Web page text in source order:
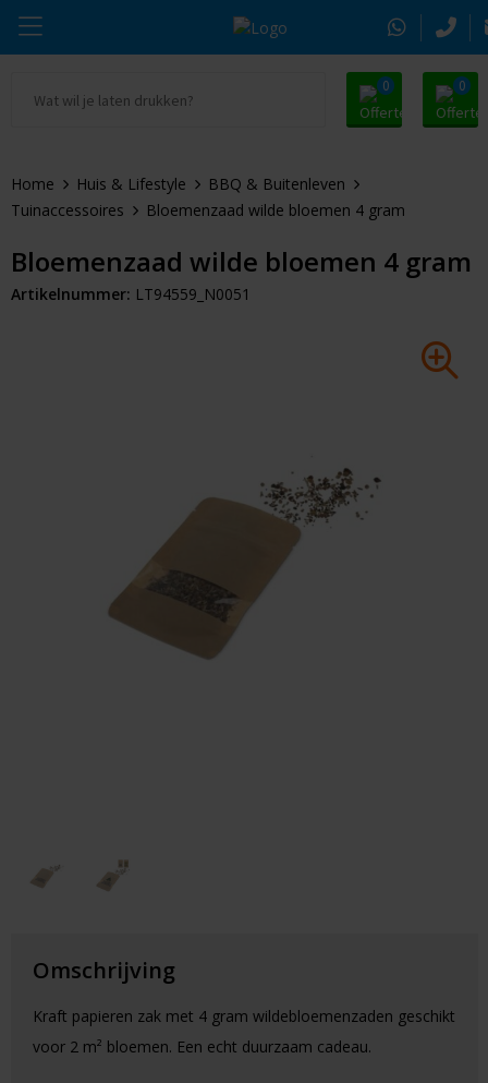
0 0
Drinkwaren
Tassen & Reizen
Outdoor & Vrije Tijd
Auto & Veiligheid
Alle promosnoepje
Zomer
Kerst
Thule
Alle merken
Home Huis & Lifestyle
BBQ & Buitenleven
Tuinaccessoires
Bloemenzaad wilde bloemen 4 gram
Bloemenzaad wilde bloemen 4 gram
Artikelnummer: LT94559_N0051
Omschrijving
Kraft papieren zak met 4 gram wildebloemenzaden geschikt
voor 2 m² bloemen. Een echt duurzaam cadeau.